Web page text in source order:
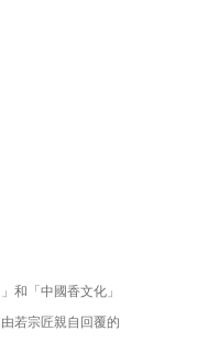
和「中國香文化」
若宗匠親自回覆的